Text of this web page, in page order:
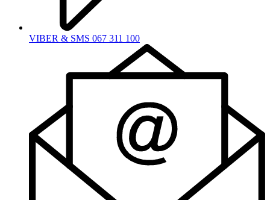
VIBER & SMS 067 311 100